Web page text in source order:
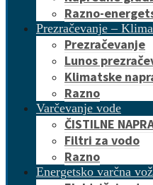
Razno-
Prezračevanje –
Prezračevanje
Lunos
Klimatske
Razno
Varčevanje vode
ČISTILNE
Filtri za vodo
Razno
Energetsko varčna